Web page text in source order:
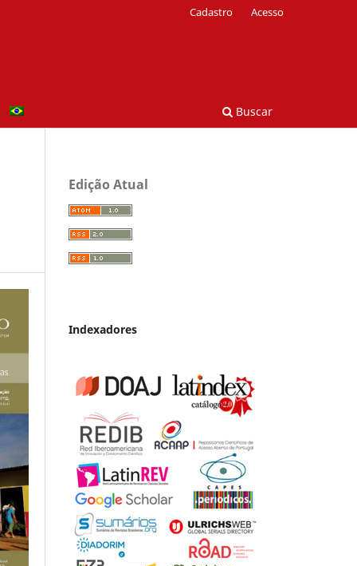
Buscar
Cadastro Acesso
Edição Atual
Indexadores